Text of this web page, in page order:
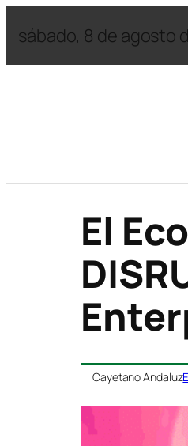
sábado, 8 de agosto
El
Cayetano Andaluz